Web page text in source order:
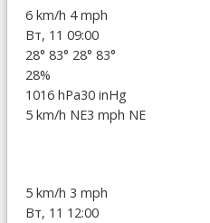
6 km/h 4 mph
Вт, 11 09:00
28° 83° 28° 83°
28%
1016 hPa30 inHg
5 km/h NE3 mph NE
5 km/h 3 mph
Вт, 11 12:00